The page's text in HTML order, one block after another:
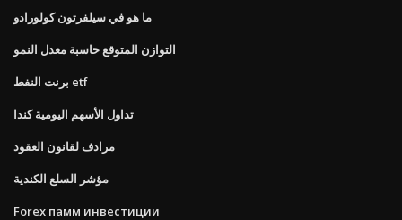
ما هو في سيلفرتون كولورادو
التوازن المتوقع حاسبة معدل النمو
برنت النفط etf
تداول الأسهم اليومية كندا
مرادف لقانون العقود
مؤشر السلع الكندية
Forex памм инвестиции